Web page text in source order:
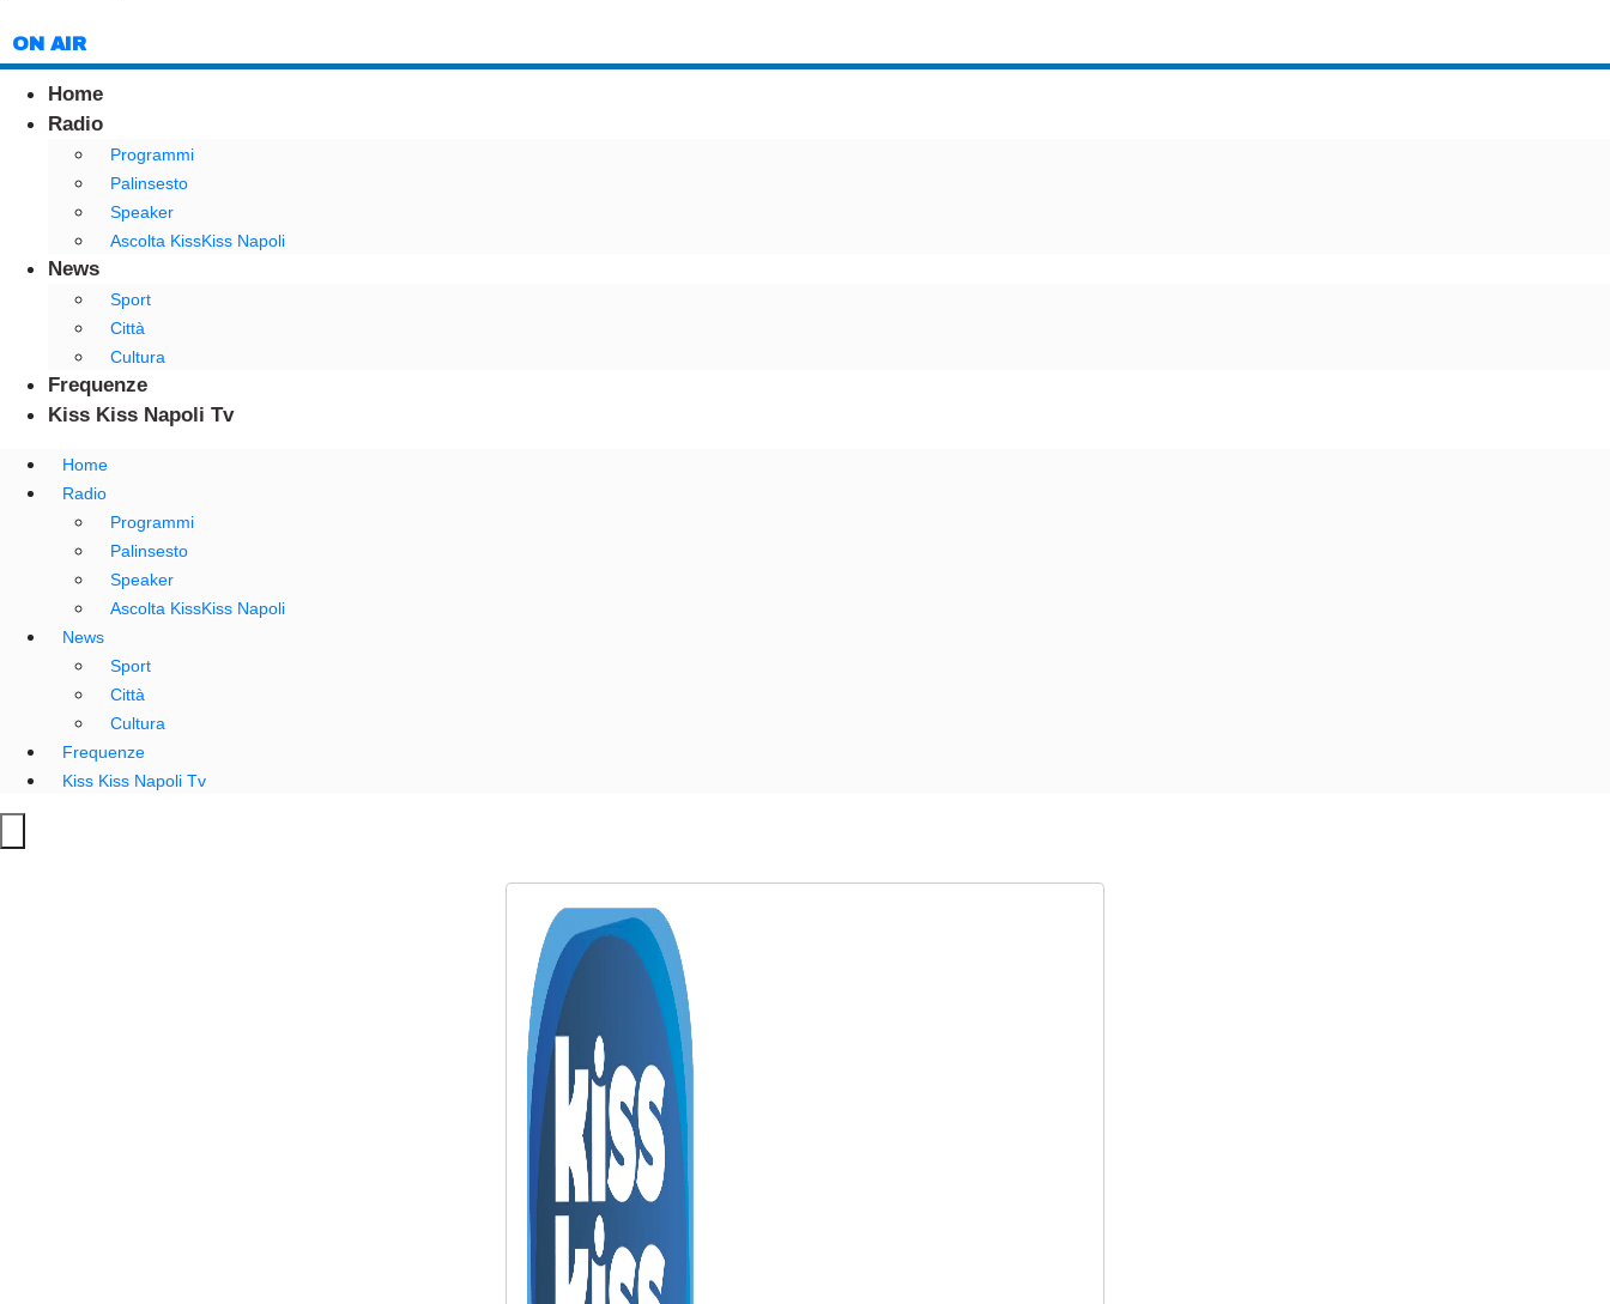
ON AIR
Home
Radio
Programmi
Palinsesto
Speaker
Ascolta KissKiss Napoli
News
Sport
Città
Cultura
Frequenze
Kiss Kiss Napoli Tv
Home
Radio
Programmi
Palinsesto
Speaker
Ascolta KissKiss Napoli
News
Sport
Città
Cultura
Frequenze
Kiss Kiss Napoli Tv